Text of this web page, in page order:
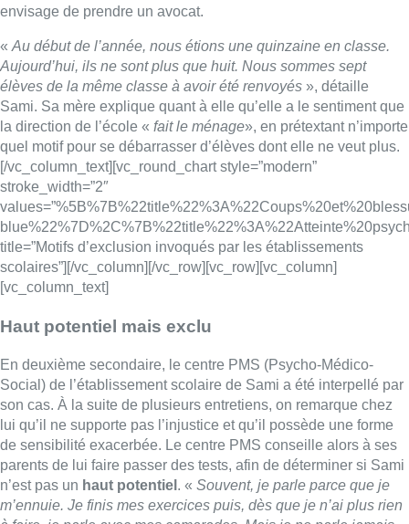
envisage de prendre un avocat.
« Au début de l’année, nous étions une quinzaine en classe.
Aujourd’hui, ils ne sont plus que huit. Nous sommes sept
élèves de la même classe à avoir été renvoyés », détaille
Sami. Sa mère explique quant à elle qu’elle a le sentiment que
la direction de l’école « fait le ménage», en prétextant n’importe
quel motif pour se débarrasser d’élèves dont elle ne veut plus.
[/vc_column_text][vc_round_chart style=”modern”
stroke_width=”2″
title=”Motifs d’exclusion invoqués par les établissements
scolaires”][/vc_column][/vc_row][vc_row][vc_column]
[vc_column_text]
Haut potentiel mais exclu
En deuxième secondaire, le centre PMS (Psycho-Médico-
Social) de l’établissement scolaire de Sami a été interpellé par
son cas. À la suite de plusieurs entretiens, on remarque chez
lui qu’il ne supporte pas l’injustice et qu’il possède une forme
de sensibilité exacerbée. Le centre PMS conseille alors à ses
parents de lui faire passer des tests, afin de déterminer si Sami
n’est pas un haut potentiel . « Souvent, je parle parce que je
m’ennuie. Je finis mes exercices puis, dès que je n’ai plus rien